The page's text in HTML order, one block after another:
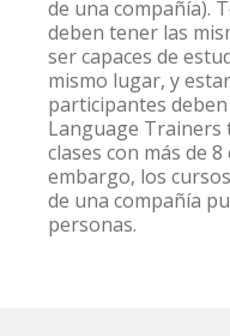
de una compañía).
deben tener las
ser capaces de
mismo lugar, y
participantes
Language Trainers
clases con más de
embargo, los
de una compañía
personas.